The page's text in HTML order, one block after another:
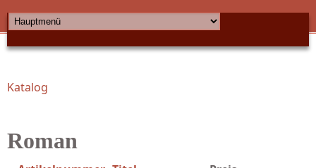
HAUPTMENÜ
Sie sind hier
Katalog
Roman